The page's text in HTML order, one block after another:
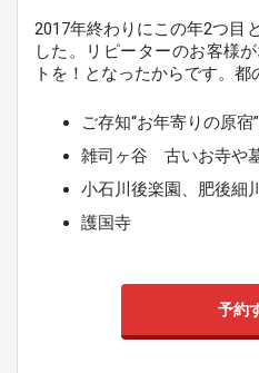
2017年終わりにこの年2つ目
した。リピーターのお客様
トを！となったからです。都
ご存知“お年寄りの原宿
雑司ヶ谷 古いお寺や
小石川後楽園、肥後細
護国寺
予約